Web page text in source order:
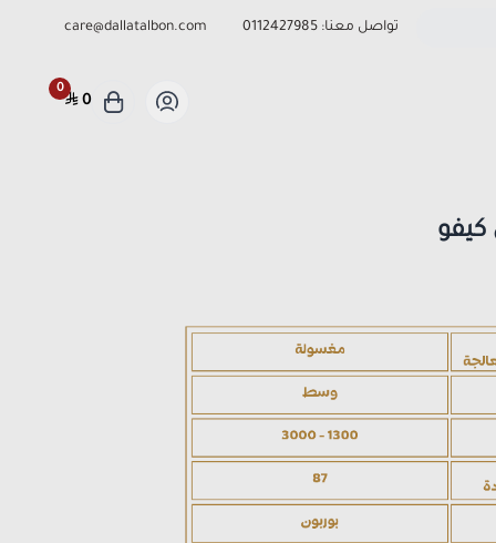
تواصل معنا: 0112427985
care@dallatalbon.com
0
0